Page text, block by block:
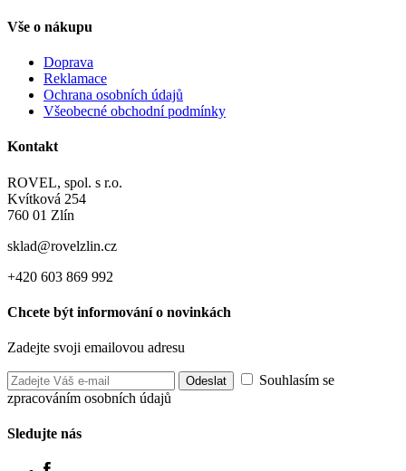
Vše o nákupu
Doprava
Reklamace
Ochrana osobních údajů
Všeobecné obchodní podmínky
Kontakt
ROVEL, spol. s r.o.
Kvítková 254
760 01 Zlín
sklad@rovelzlin.cz
+420 603 869 992
Chcete být informování o novinkách
Zadejte svoji emailovou adresu
Souhlasím se
zpracováním osobních údajů
Sledujte nás